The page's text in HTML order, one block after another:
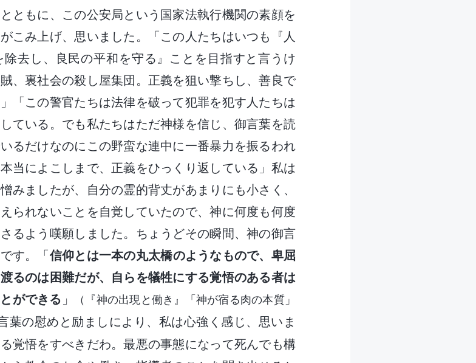
ともに、この公安局という国家法執行機関の素顔を
こみ上げ、思いました。「この人たちはいつも『人
去し、良民の平和を守る』ことを目指すと言うけ
、裏社会の殺し屋集団。正義を狙い撃ちし、善良で
「この警官たちは法律を破って犯罪を犯す人たちは
ている。でも私たちはただ神様を信じ、御言葉を読
るだけなのにこの野蛮な連中に一番暴力を振るわれ
当によこしまで、正義をひっくり返している」私は
みましたが、自分の霊的背丈があまりにも小さく、
られないことを自覚していたので、神に何度も何度
るよう嘆願しました。ちょうどその瞬間、神の御言
す。「信仰とは一本の丸太橋のようなもので、卑屈
るのは困難だが、自らを犠牲にする覚悟のある者は
ができる 」
（『神の出現と働き』「神が宿る肉の本質」
葉の慰めと励ましにより、私は心強く感じ、思いま
覚悟をすべきだわ。最悪の事態になって死んでも構